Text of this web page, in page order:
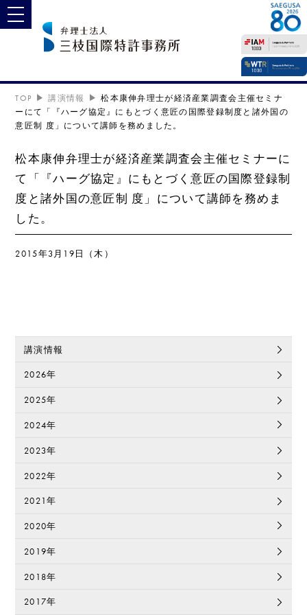
toggle navigation
TOP 講演情報
松本康伸弁理士が経済産業調査会主催セミナ
ーにて「『ハーグ協定』にもとづく意匠の国際登録制度と諸外国の
意匠制 度」について講師を務めました。
松本康伸弁理士が経済産業調査会主催セミナーに
て「『ハーグ協定』にもとづく意匠の国際登録制
度と諸外国の意匠制 度」について講師を務めま
した。
2015年3月19日（木）
講演情報
2026年
2025年
2024年
2023年
2022年
2021年
2020年
2019年
2018年
2017年